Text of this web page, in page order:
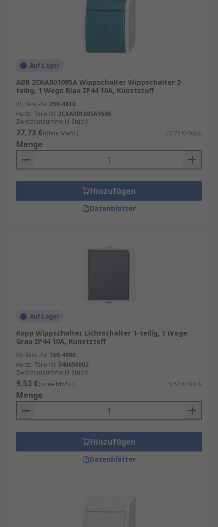
Auf Lager
ABB 2CKA001085A Wippschalter Wippschalter 2-
teilig, 1 Wege Blau IP44 10A, Kunststoff
RS Best.-Nr. 250-4810
Herst. Teile-Nr. 2CKA001085A1606
Zwischensumme (1 Stück)
27,73 €(ohne MwSt.) 27,73 €/Stück
Menge
Hinzufügen
Datenblätter
Auf Lager
Kopp Wippschalter Lichtschalter 1-teilig, 1 Wege
Grau IP44 10A, Kunststoff
RS Best.-Nr. 150-4080
Herst. Teile-Nr. 540656002
Zwischensumme (1 Stück)
9,52 €(ohne MwSt.) 9,52 €/Stück
Menge
Hinzufügen
Datenblätter